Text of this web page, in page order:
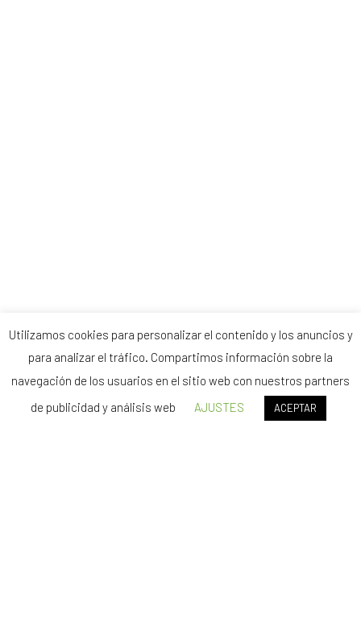
Utilizamos cookies para personalizar el contenido y los anuncios y
para analizar el tráfico. Compartimos información sobre la
navegación de los usuarios en el sitio web con nuestros partners
de publicidad y análisis web
AJUSTES ACEPTAR